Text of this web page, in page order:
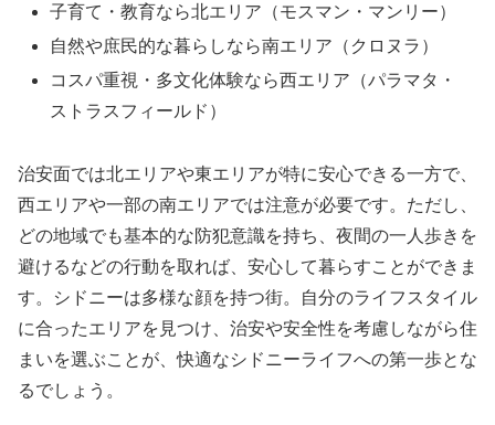
子育て・教育なら北エリア（モスマン・マンリー）
自然や庶民的な暮らしなら南エリア（クロヌラ）
コスパ重視・多文化体験なら西エリア（パラマタ・
ストラスフィールド）
治安面では北エリアや東エリアが特に安心できる一方で、
西エリアや一部の南エリアでは注意が必要です。ただし、
どの地域でも基本的な防犯意識を持ち、夜間の一人歩きを
避けるなどの行動を取れば、安心して暮らすことができま
す。シドニーは多様な顔を持つ街。自分のライフスタイル
に合ったエリアを見つけ、治安や安全性を考慮しながら住
まいを選ぶことが、快適なシドニーライフへの第一歩とな
るでしょう。